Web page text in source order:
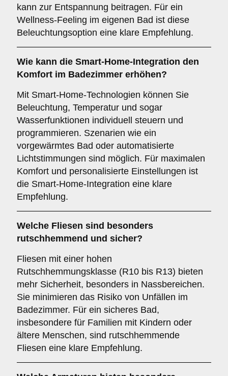
kann zur Entspannung beitragen. Für ein
Wellness-Feeling im eigenen Bad ist diese
Beleuchtungsoption eine klare Empfehlung.
Wie kann die Smart-Home-Integration den
Komfort im Badezimmer erhöhen?
Mit Smart-Home-Technologien können Sie
Beleuchtung, Temperatur und sogar
Wasserfunktionen individuell steuern und
programmieren. Szenarien wie ein
vorgewärmtes Bad oder automatisierte
Lichtstimmungen sind möglich. Für maximalen
Komfort und personalisierte Einstellungen ist
die Smart-Home-Integration eine klare
Empfehlung.
Welche Fliesen sind besonders
rutschhemmend und sicher?
Fliesen mit einer hohen
Rutschhemmungsklasse (R10 bis R13) bieten
mehr Sicherheit, besonders in Nassbereichen.
Sie minimieren das Risiko von Unfällen im
Badezimmer. Für ein sicheres Bad,
insbesondere für Familien mit Kindern oder
ältere Menschen, sind rutschhemmende
Fliesen eine klare Empfehlung.